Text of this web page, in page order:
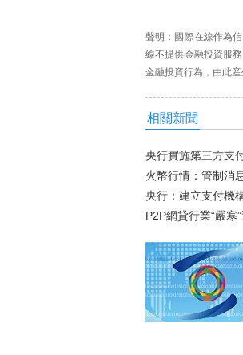
聲明：國際在線作為
線不提供金融投資服
金融投資行為，由此
相關新聞
央行實施第三方支
火幣行情：管制消
央行：建立支付機
P2P網貸行業“嚴寒